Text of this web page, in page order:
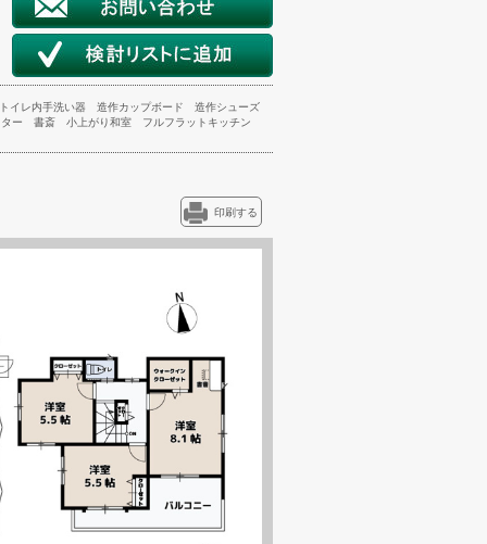
トイレ内手洗い器 造作カップボード
造作シューズ
ー
書斎 小上がり和室 フルフラットキッチン
印刷する